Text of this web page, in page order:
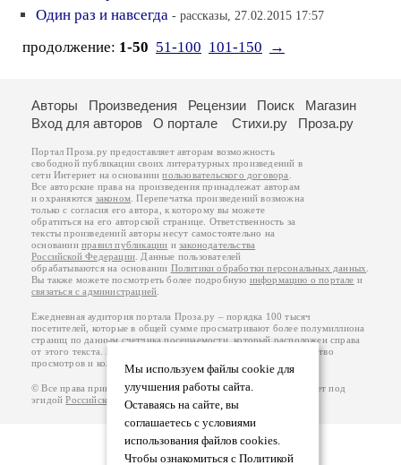
Один раз и навсегда - рассказы, 27.02.2015 17:57
продолжение: 1-50 51-100 101-150 →
Мы используем файлы cookie для
улучшения работы сайта.
Оставаясь на сайте, вы
соглашаетесь с условиями
использования файлов cookies.
Чтобы ознакомиться с Политикой
Авторы Произведения Рецензии Поиск
Магазин
Вход для авторов
О портале Стихи.ру Проза.ру
Портал Проза.ру предоставляет авторам возможность
свободной публикации своих литературных произведений в
сети Интернет на основаниипользовательского договора
Все авторские права на произведения принадлежат авторам
и охраняются законом . Перепечатка произведений возможна
только с согласия его автора, к которому вы можете
обратиться на его авторской странице. Ответственность за
тексты произведений авторы несут самостоятельно на
основанииправил публикации изаконодательства
Российской Федерации . Данные пользователей
обрабатываются на основании Политики обработки персональных данных
Вы также можете посмотреть более подробную информацию о портале и
связаться с администрацией
Ежедневная аудитория портала Проза.ру – порядка 100 тысяч
посетителей, которые в общей сумме просматривают более полумиллиона
страниц по данным счетчика посещаемости, который расположен справа
от этого текста. В каждой графе указано по две цифры: количество
просмотров и количество посетителей.
© Все права принадлежат авторам, 2000-2026. Портал работает под
эгидойРоссийского союза писателей 18+